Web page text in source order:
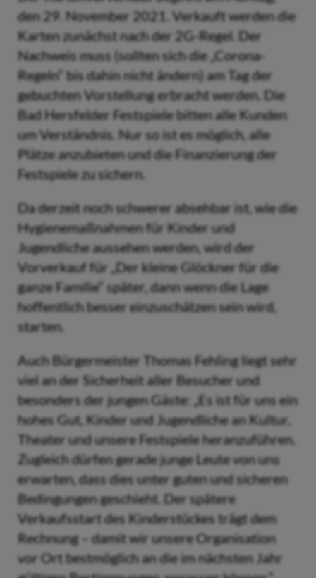
den 29. November 2021. Verkauft werden die
Karten zunächst nach der 2G-Regel. Der
Nachweis muss (sollten sich die „Corona-
Regeln“ bis dahin nicht ändern) am Tag der
gebuchten Vorstellung erbracht werden. Die
Bad Hersfelder Festspiele bitten alle Kunden
um Verständnis. Nur so ist es möglich, alle
Plätze anzubieten und die Finanzierung der
Festspiele zu sichern.
Da derzeit noch schwerer absehbar ist, wie die
Hygienemaßnahmen für Kinder und
Jugendliche aussehen werden, wird der
Vorverkauf für „Der kleine Glöckner für die
ganze Familie“ später, dann wenn die Lage
hoffentlich besser einzuschätzen sein wird,
starten.
Auch Bürgermeister Thomas Fehling liegt sehr
viel an der Sicherheit aller Besucher und
besonders der jungen Gäste: „Es ist für uns ein
hohes Gut, Kinder und Jugendliche an Kultur,
Theater und unsere Festspiele heranzuführen.
Zugleich dürfen gerade junge Leute von uns
erwarten, dass dies unter guten und sicheren
Bedingungen geschieht. Der spätere
Verkaufsstart des Kinderstückes trägt dem
Rechnung – damit wir unsere Organisation
vor Ort bestmöglich an die im nächsten Jahr